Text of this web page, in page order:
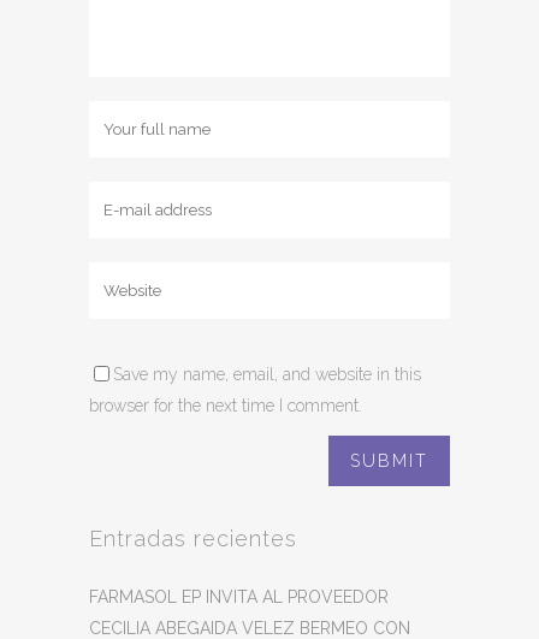
Save my name, email, and website in this
browser for the next time I comment.
Entradas recientes
FARMASOL EP INVITA AL PROVEEDOR
CECILIA ABEGAIDA VELEZ BERMEO CON